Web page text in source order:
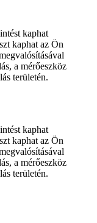
kaphat
kaphat az Ön
a mérőeszköz
területén.
kaphat
kaphat az Ön
a mérőeszköz
területén.